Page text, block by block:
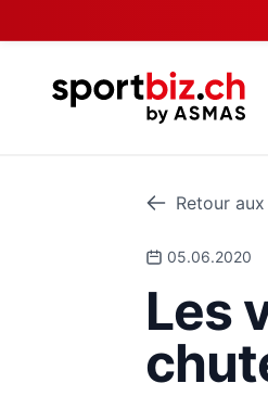
Retour
05.06.2020
Les